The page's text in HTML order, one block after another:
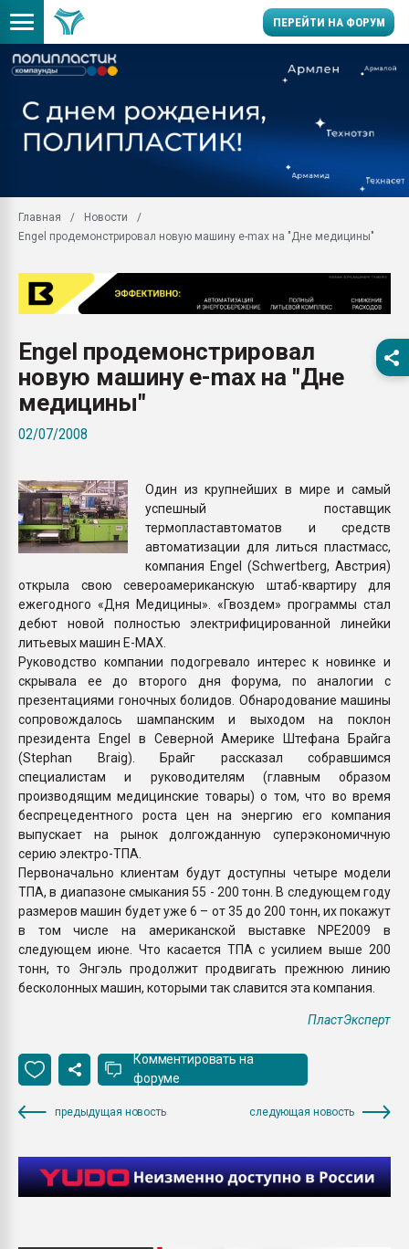
ПЕРЕЙТИ НА ФОРУМ
умельцы изготовили
Продажа готового
производство SPC
29.07.2026 ФРП помог
Помощь в подборе
ближайшее
Подмосковье, Москва
28.07.2026
ПЕРЕЙТИ НА
Главная
Новости
Engel продемонстрировал новую машину e-max на "Дне медицины"
Engel продемонстрировал
новую машину e-max на "Дне
медицины"
02/07/2008
Один из крупнейших в мире и самый
успешный поставщик
термопластавтоматов и средств
автоматизации для литься пластмасс,
компания Engel (Schwertberg, Австрия)
открыла свою североамериканскую штаб-квартиру для
ежегодного «Дня Медицины». «Гвоздем» программы стал
дебют новой полностью электрифицированной линейки
литьевых машин E-MAX.
Руководство компании подогревало интерес к новинке и
скрывала ее до второго дня форума, по аналогии с
презентациями гоночных болидов. Обнародование машины
сопровождалось шампанским и выходом на поклон
президента Engel в Северной Америке Штефана Брайга
(Stephan Braig). Брайг рассказал собравшимся
специалистам и руководителям (главным образом
производящим медицинские товары) о том, что во время
беспрецедентного роста цен на энергию его компания
выпускает на рынок долгожданную суперэкономичную
серию электро-ТПА.
Первоначально клиентам будут доступны четыре модели
ТПА, в диапазоне смыкания 55 - 200 тонн. В следующем году
размеров машин будет уже 6 – от 35 до 200 тонн, их покажут
в том числе на американской выставке NPE2009 в
следующем июне. Что касается ТПА с усилием выше 200
тонн, то Энгэль продолжит продвигать прежнюю линию
бесколонных машин, которыми так славится эта компания.
ПластЭксперт
Комментировать на
форуме
предыдущая новость следующая новость